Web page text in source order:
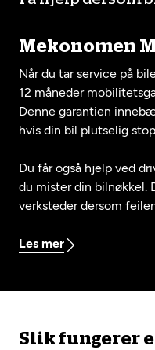
Mekonomen
Når du tar service på
12 måneder
Denne garantien
hvis din bil plutselig
Du får også hjelp ved
du mister din bilnøkkel.
verksteder dersom
Les mer
Slik fungerer